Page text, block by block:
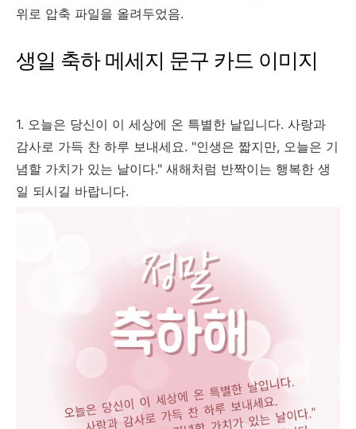
위로 압축 파일을 올려두었음.
생일 축하 메세지 문구 카드 이미지
1. 오늘은 당신이 이 세상에 온 특별한 날입니다. 사랑과
감사로 가득 찬 하루 보내세요. "인생은 짧지만, 오늘은 기
념할 가치가 있는 날이다." 새해처럼 반짝이는 행복한 생
일 되시길 바랍니다.